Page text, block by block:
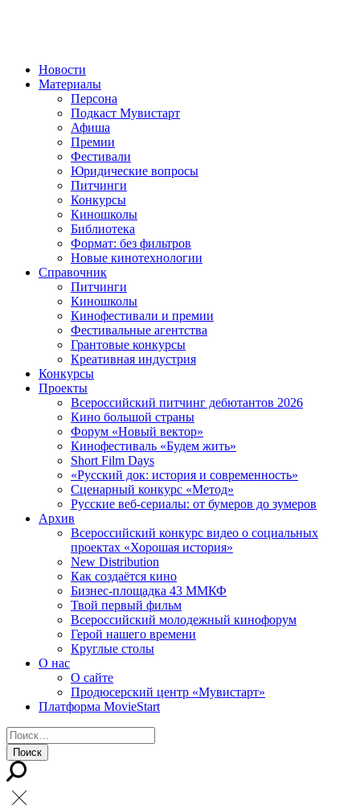
Новости
Материалы
Персона
Подкаст Мувистарт
Афиша
Премии
Фестивали
Юридические вопросы
Питчинги
Конкурсы
Киношколы
Библиотека
Формат: без фильтров
Новые кинотехнологии
Справочник
Питчинги
Киношколы
Кинофестивали и премии
Фестивальные агентства
Грантовые конкурсы
Креативная индустрия
Конкурсы
Проекты
Всероссийский питчинг дебютантов 2026
Кино большой страны
Форум «Новый вектор»
Кинофестиваль «Будем жить»
Short Film Days
«Русский док: история и современность»
Сценарный конкурс «Метод»
Русские веб-сериалы: от бумеров до зумеров
Архив
Всероссийский конкурс видео о социальных
проектах «Хорошая история»
New Distribution
Как создаётся кино
Бизнес-площадка 43 ММКФ
Твой первый фильм
Всероссийский молодежный кинофорум
Герой нашего времени
Круглые столы
О нас
О сайте
Продюсерский центр «Мувистарт»
Платформа MovieStart